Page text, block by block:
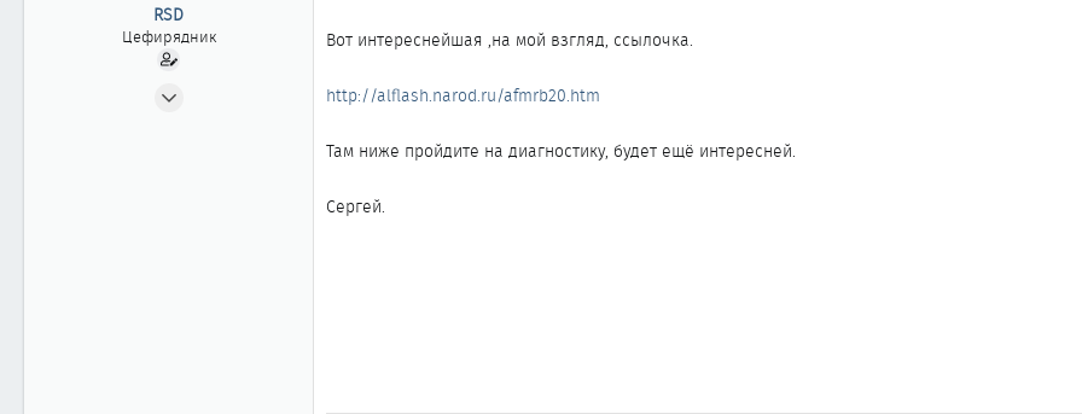
RSD
Цефирядник Вот интереснейшая ,на мой взгляд, ссылочка.
http://alflash.narod.ru/afmrb20.htm
Там ниже пройдите на диагностику, будет ещё интересней.
Сергей.